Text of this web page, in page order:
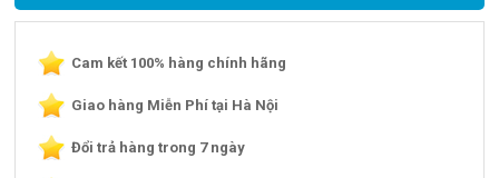
Cam kết 100% hàng chính hãng
Giao hàng Miễn Phí tại Hà Nội
Đổi trả hàng trong 7 ngày